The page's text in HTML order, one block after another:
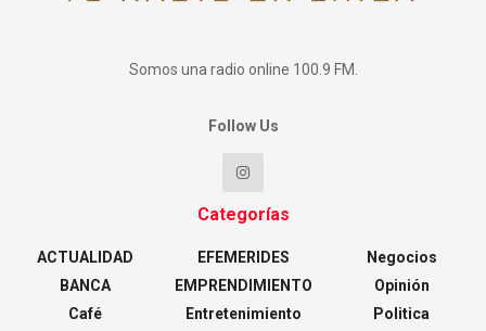
Somos una radio online 100.9 FM.
Follow Us
Categorías
ACTUALIDAD
BANCA
Café
EFEMERIDES
EMPRENDIMIENTO
Entretenimiento
Negocios
Opinión
Politica